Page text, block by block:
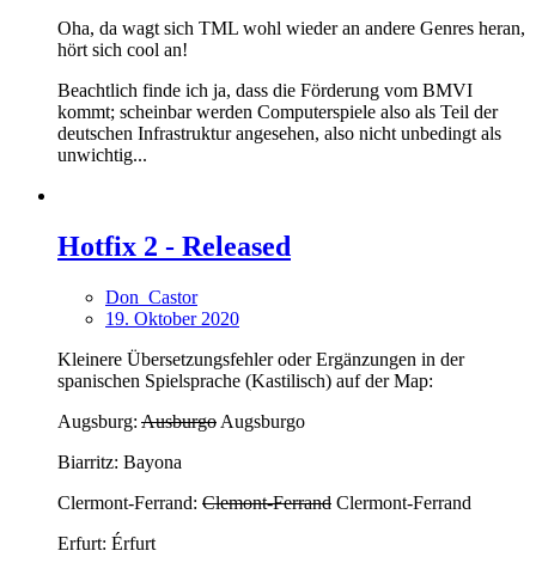
Oha, da wagt sich TML wohl wieder an andere Genres heran,
hört sich cool an!
Beachtlich finde ich ja, dass die Förderung vom BMVI
kommt; scheinbar werden Computerspiele also als Teil der
deutschen Infrastruktur angesehen, also nicht unbedingt als
unwichtig...
Hotfix 2 - Released
Don_Castor
19. Oktober 2020
Kleinere Übersetzungsfehler oder Ergänzungen in der
spanischen Spielsprache (Kastilisch) auf der Map:
Augsburg: Ausburgo Augsburgo
Biarritz: Bayona
Clermont-Ferrand: Clemont-Ferrand Clermont-Ferrand
Erfurt: Érfurt